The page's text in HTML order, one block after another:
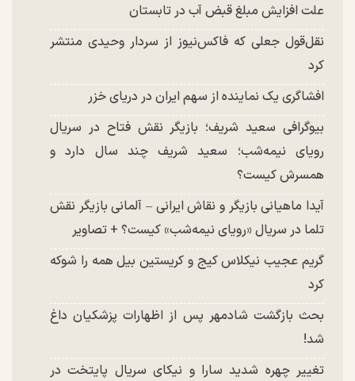
علت افزایش مبلغ قبض آب در تابستان
نقل‌قول جعلی که فاکس‌نیوز از سردار وحیدی منتشر
کرد
افشاگری یک نماینده از سهم ایران در دریای خزر
بیوگرافی سعید شریف؛ بازیگر نقش فتاح در سریال
رویای نیمه‌شب؛ سعید شریف چند سال دارد و
همسرش کیست؟
آیدا ماهیانی بازیگر و نقاش ایرانی – آلمانی بازیگر نقش
تلما در سریال «رویای نیمه‌شب» کیست؟ + تصاویر
گریم عجیب نیکلاس کیج و کریستین بیل همه را شوکه
کرد
بحث بازگشت شادمهر پس از اظهارات پزشکیان داغ
شد!
تغییر چهره شدید سارا و نیکای سریال پایتخت در